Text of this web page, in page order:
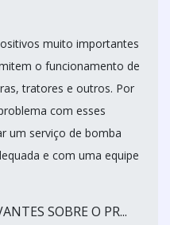
muito importantes
o funcionamento de
tratores e outros. Por
com esses
um serviço de bomba
e com uma equipe
SOBRE O PR...